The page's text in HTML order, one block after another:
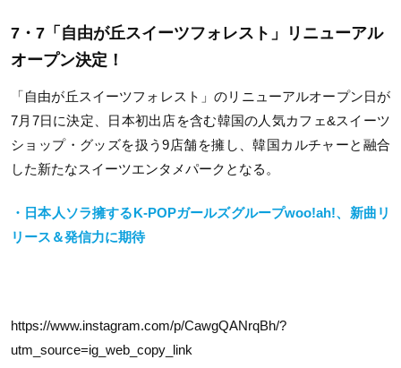
7・7「自由が丘スイーツフォレスト」リニューアル
オープン決定！
「自由が丘スイーツフォレスト」のリニューアルオープン日が
7月7日に決定、日本初出店を含む韓国の人気カフェ&スイーツ
ショップ・グッズを扱う9店舗を擁し、韓国カルチャーと融合
した新たなスイーツエンタメパークとなる。
・日本人ソラ擁するK-POPガールズグループwoo!ah!、新曲リ
リース＆発信力に期待
https://www.instagram.com/p/CawgQANrqBh/?
utm_source=ig_web_copy_link